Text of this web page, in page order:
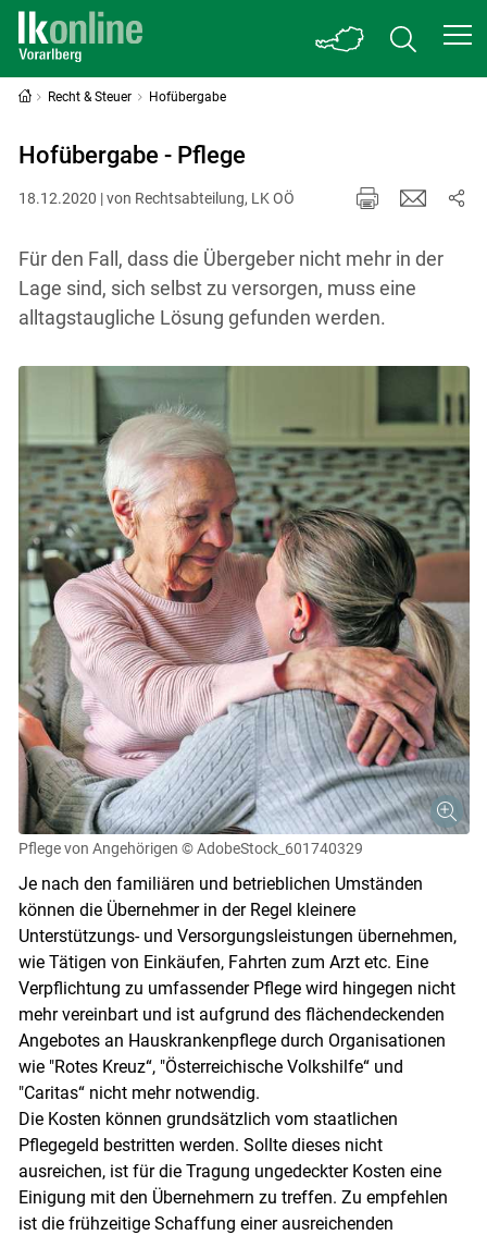
Skip to main content
Recht & Steuer Hofübergabe
Hofübergabe - Pflege
18.12.2020 | von Rechtsabteilung, LK OÖ
Für den Fall, dass die Übergeber nicht mehr in der
Lage sind, sich selbst zu versorgen, muss eine
alltagstaugliche Lösung gefunden werden.
Pflege von Angehörigen © AdobeStock_601740329
Je nach den familiären und betrieblichen Umständen
können die Übernehmer in der Regel kleinere
Unterstützungs- und Versorgungsleistungen übernehmen,
wie Tätigen von Einkäufen, Fahrten zum Arzt etc. Eine
Verpflichtung zu umfassender Pflege wird hingegen nicht
mehr vereinbart und ist aufgrund des flächendeckenden
Angebotes an Hauskrankenpflege durch Organisationen
wie "Rotes Kreuz“, "Österreichische Volkshilfe“ und
"Caritas“ nicht mehr notwendig.
Die Kosten können grundsätzlich vom staatlichen
Pflegegeld bestritten werden. Sollte dieses nicht
ausreichen, ist für die Tragung ungedeckter Kosten eine
Einigung mit den Übernehmern zu treffen. Zu empfehlen
ist die frühzeitige Schaffung einer ausreichenden